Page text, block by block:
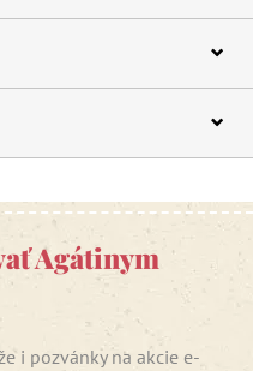
Agátinym
i pozvánky na akcie e-